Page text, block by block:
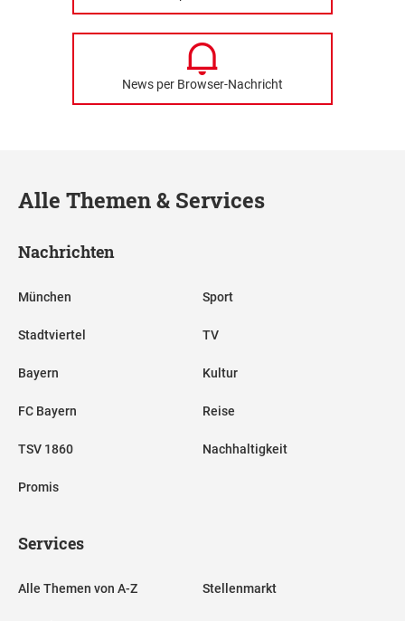
News per Browser-Nachricht
Alle Themen & Services
Nachrichten
München
Stadtviertel
Bayern
FC Bayern
TSV 1860
Promis
Sport
TV
Kultur
Reise
Nachhaltigkeit
Services
Alle Themen von A-Z Stellenmarkt